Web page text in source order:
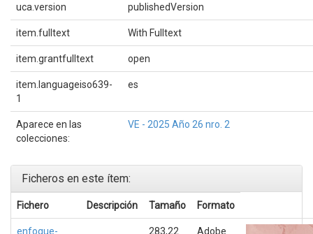
uca.version publishedVersion
item.fulltext With Fulltext
item.grantfulltext open
item.languageiso639-
1
es
Aparece en las
colecciones:
VE - 2025 Año 26 nro. 2
Ficheros en este ítem:
Fichero Descripción Tamaño Formato
enfoque-
283,22
Adobe